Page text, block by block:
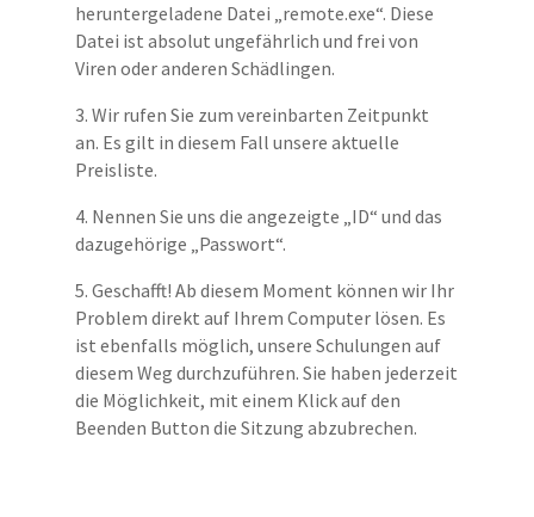
heruntergeladene Datei „remote.exe“. Diese
Datei ist absolut ungefährlich und frei von
Viren oder anderen Schädlingen.
3. Wir rufen Sie zum vereinbarten Zeitpunkt
an. Es gilt in diesem Fall unsere aktuelle
Preisliste.
4. Nennen Sie uns die angezeigte „ID“ und das
dazugehörige „Passwort“.
5. Geschafft! Ab diesem Moment können wir Ihr
Problem direkt auf Ihrem Computer lösen. Es
ist ebenfalls möglich, unsere Schulungen auf
diesem Weg durchzuführen. Sie haben jederzeit
die Möglichkeit, mit einem Klick auf den
Beenden Button die Sitzung abzubrechen.